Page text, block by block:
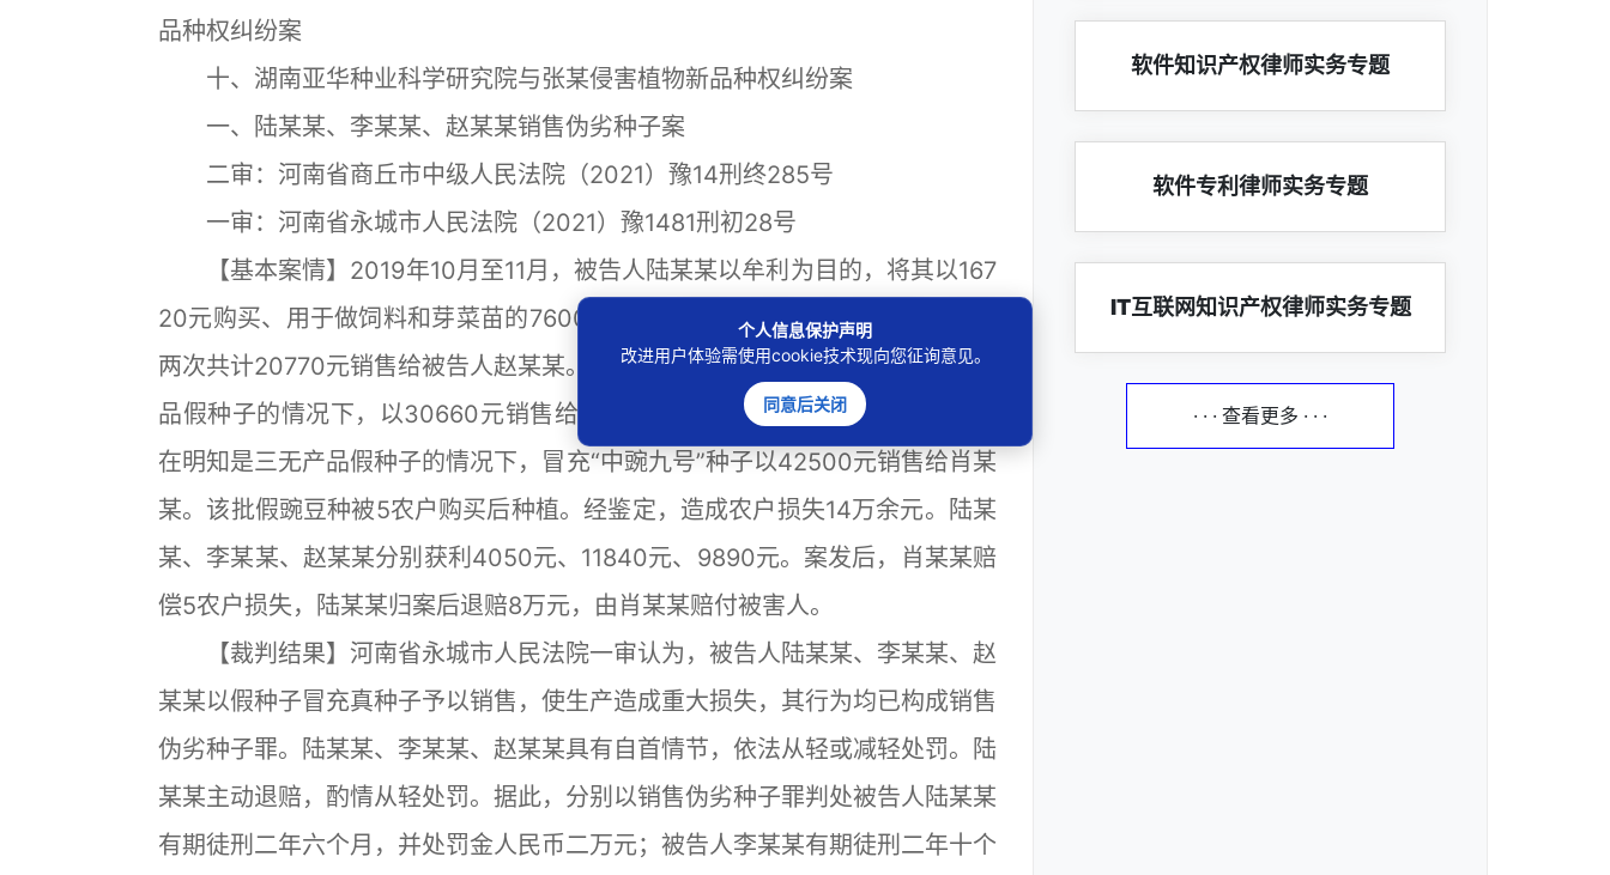
品种权纠纷案
十、湖南亚华种业科学研究院与张某侵害植物新品种权纠纷案
一、陆某某、李某某、赵某某销售伪劣种子案
二审：河南省商丘市中级人民法院（2021）豫14刑终285号
一审：河南省永城市人民法院（2021）豫1481刑初28号
【基本案情】2019年10月至11月，被告人陆某某以牟利为目的，将其以167
20元购买、用于做饲料和芽菜苗的7600斤豌豆，冒充“中豌九号”豌豆种，先后
两次共计20770元销售给被告人赵某某。赵某某以牟利为目的，在明知是三无产
品假种子的情况下，以30660元销售给被告人李某某。李某某以牟利为目的，
在明知是三无产品假种子的情况下，冒充“中豌九号”种子以42500元销售给肖某
某。该批假豌豆种被5农户购买后种植。经鉴定，造成农户损失14万余元。陆某
某、李某某、赵某某分别获利4050元、11840元、9890元。案发后，肖某某赔
偿5农户损失，陆某某归案后退赔8万元，由肖某某赔付被害人。
【裁判结果】河南省永城市人民法院一审认为，被告人陆某某、李某某、赵
某某以假种子冒充真种子予以销售，使生产造成重大损失，其行为均已构成销售
伪劣种子罪。陆某某、李某某、赵某某具有自首情节，依法从轻或减轻处罚。陆
某某主动退赔，酌情从轻处罚。据此，分别以销售伪劣种子罪判处被告人陆某某
有期徒刑二年六个月，并处罚金人民币二万元；被告人李某某有期徒刑二年十个
软件知识产权律师实务专题
软件专利律师实务专题
IT互联网知识产权律师实务专题
· · · 查看更多 · · ·
个人信息保护声明
改进用户体验需使用cookie技术现向您征询意见。
同意后关闭